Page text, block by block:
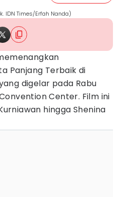
IDN Times/Erfah Nanda)
Panjang Terbaik di
digelar pada Rabu
Center. Film ini
hingga Shenina